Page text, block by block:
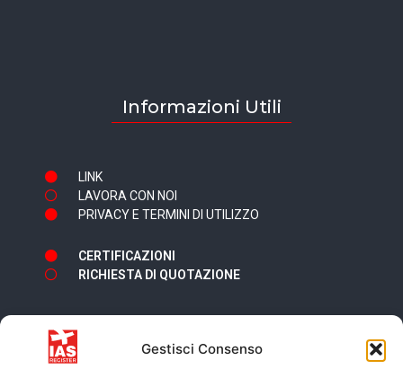
Gestisci Consenso
Informazioni Utili
LINK
LAVORA CON NOI
PRIVACY E TERMINI DI UTILIZZO
CERTIFICAZIONI
RICHIESTA DI QUOTAZIONE